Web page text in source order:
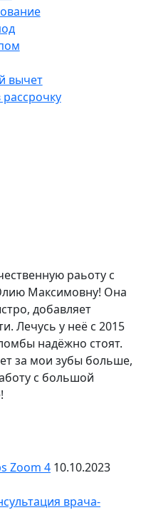
вычет
раьоту с
Максимовну! Она
добавляет
Лечусь у неё с 2015
надёжно стоят.
за мои зубы больше,
с большой
Zoom 4 10.10.2023
врача-